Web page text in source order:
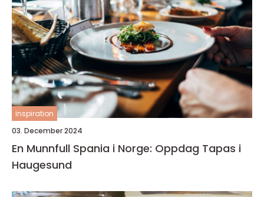
inspiration
03. December 2024
En Munnfull Spania i Norge: Oppdag Tapas i
Haugesund